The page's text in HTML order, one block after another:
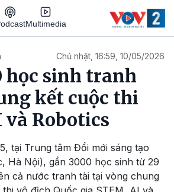
Multimedia
Chủ nhật, 16:59, 10/05/2026
học sinh tranh
kết cuộc thi
và Robotics
tại Trung tâm Đổi mới sáng tạo
Hà Nội), gần 3000 học sinh từ 29
cả nước tranh tài tại vòng chung